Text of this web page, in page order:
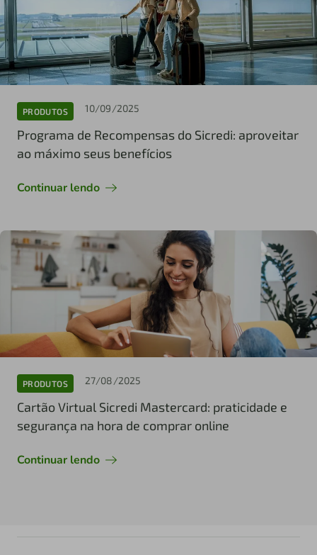
PRODUTOS 10/09/2025
Programa de Recompensas do Sicredi: aproveitar
ao máximo seus benefícios
Continuar lendo
PRODUTOS 27/08/2025
Cartão Virtual Sicredi Mastercard: praticidade e
segurança na hora de comprar online
Continuar lendo